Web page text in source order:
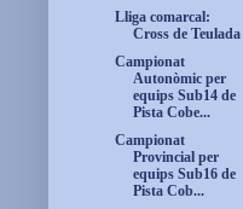
Lliga comarcal:
Cross de Teulada
Campionat
Autonòmic per
equips Sub14 de
Pista Cobe...
Campionat
Provincial per
equips Sub16 de
Pista Cob...